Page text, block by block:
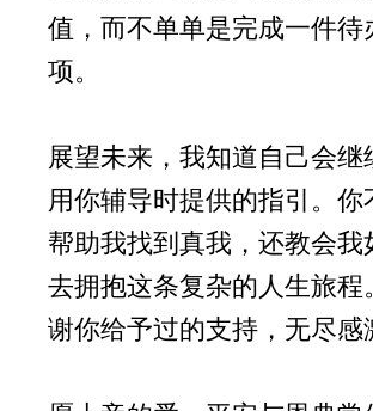
值，而不单单是完成一件待
项。
展望未来，我知道自己会继
用你辅导时提供的指引。你
帮助我找到真我，还教会我
去拥抱这条复杂的人生旅程
谢你给予过的支持，无尽感